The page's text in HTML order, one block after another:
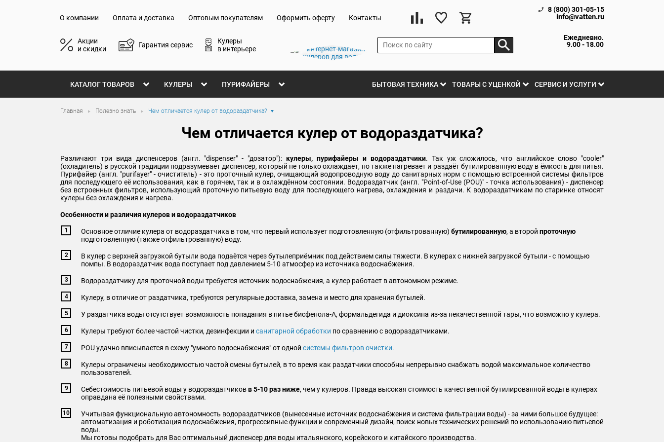
О компании Оплата и доставка Оптовым покупателям Оформить оферту Контакты
8 (800) 301-05-15
info@vatten.ru
Акции
и скидки
Гарантия сервис
Кулеры
в интерьере
Ежедневно.
9.00 - 18.00
КАТАЛОГ ТОВАРОВ КУЛЕРЫ ПУРИФАЙЕРЫ БЫТОВАЯ ТЕХНИКА ТОВАРЫ С УЦЕНКОЙ СЕРВИС И УСЛУГИ
Главная Полезно знать Чем отличается кулер от водораздатчика?
Чем отличается кулер от водораздатчика?
Различают три вида диспенсеров (англ. "dispenser" - "дозатор"):кулеры, пурифайеры и водораздатчики. Так уж сложилось, что английское слово "cooler"
(охладитель) в русской традиции подразумевает диспенсер, который не только охлаждает, но также нагревает и раздаёт бутилированную воду в ёмкость для питья.
Пурифайер (англ. "purifayer" - очиститель) - это проточный кулер, очищающий водопроводную воду до санитарных норм с помощью встроенной системы фильтров
для последующего её использования, как в горячем, так и в охлаждённом состоянии. Водораздатчик (англ. "Point-of-Use (POU)" - точка использования) - диспенсер
без встроенных фильтров, использующий проточную питьевую воду для последующего нагрева, охлаждения и раздачи. К водораздатчикам по старинке относят
кулеры без охлаждения и нагрева.
Особенности и различия кулеров и водораздатчиков
Основное отличие кулера от водораздатчика в том, что первый использует подготовленную (отфильтрованную) бутилированную, а второй проточную
подготовленную (также отфильтрованную) воду.
В кулер с верхней загрузкой бутыли вода подаётся через бутылеприёмник под действием силы тяжести. В кулерах с нижней загрузкой бутыли - с помощью
помпы. В водораздатчик вода поступает под давлением 5-10 атмосфер из источника водоснабжения.
Водораздатчику для проточной воды требуется источник водоснабжения, а кулер работает в автономном режиме.
Кулеру, в отличие от раздатчика, требуются регулярные доставка, замена и место для хранения бутылей.
У раздатчика воды отсутствует возможность попадания в питье бисфенола-А, формальдегида и диоксина из-за некачественной тары, что возможно у кулера.
Кулеры требуют более частой чистки, дезинфекции и санитарной обработки по сравнению с водораздатчиками.
POU удачно вписывается в схему "умного водоснабжения" от одной системы фильтров очистки.
Кулеры ограничены необходимостью частой смены бутылей, в то время как раздатчики способны непрерывно снабжать водой максимальное количество
пользователей.
Себестоимость питьевой воды у водораздатчиковв 5-10 раз ниже, чем у кулеров. Правда высокая стоимость качественной бутилированной воды в кулерах
оправдана её полезными свойствами.
Учитывая функциональную автономность водораздатчиков (вынесенные источник водоснабжения и система фильтрации воды) - за ними большое будущее:
автоматизация и роботизация водоснабжения, прогрессивные функции и современный дизайн, поиск новых технических решений по использованию питьевой
воды.
Мы готовы подобрать для Вас оптимальный диспенсер для воды итальянского, корейского и китайского производства.